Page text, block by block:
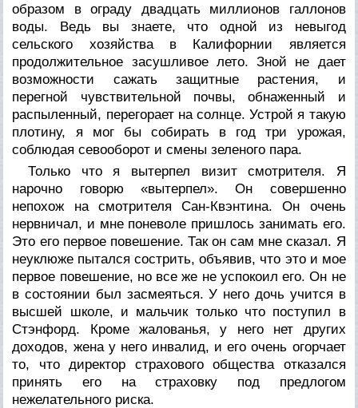
образом в ограду двадцать миллионов галлонов
воды. Ведь вы знаете, что одной из невыгод
сельского хозяйства в Калифорнии является
продолжительное засушливое лето. Зной не дает
возможности сажать защитные растения, и
перегной чувствительной почвы, обнаженный и
распыленный, перегорает на солнце. Устрой я такую
плотину, я мог бы собирать в год три урожая,
соблюдая севооборот и смены зеленого пара.
Только что я вытерпел визит смотрителя. Я
нарочно говорю «вытерпел». Он совершенно
непохож на смотрителя Сан-Квэнтина. Он очень
нервничал, и мне поневоле пришлось занимать его.
Это его первое повешение. Так он сам мне сказал. Я
неуклюже пытался сострить, объявив, что это и мое
первое повешение, но все же не успокоил его. Он не
в состоянии был засмеяться. У него дочь учится в
высшей школе, и мальчик только что поступил в
Стэнфорд. Кроме жалованья, у него нет других
доходов, жена у него инвалид, и его очень огорчает
то, что директор страхового общества отказался
принять его на страховку под предлогом
нежелательного риска.